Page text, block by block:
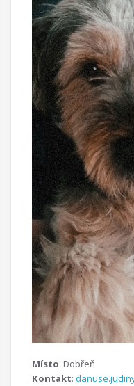
Místo: Dobřeň
Kontakt: